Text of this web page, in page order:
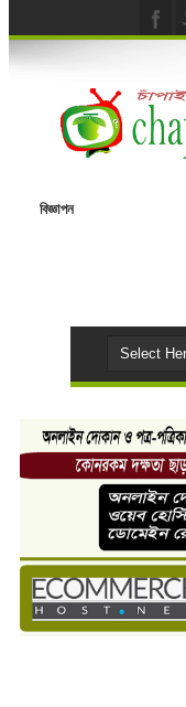
বিজ্ঞাপন